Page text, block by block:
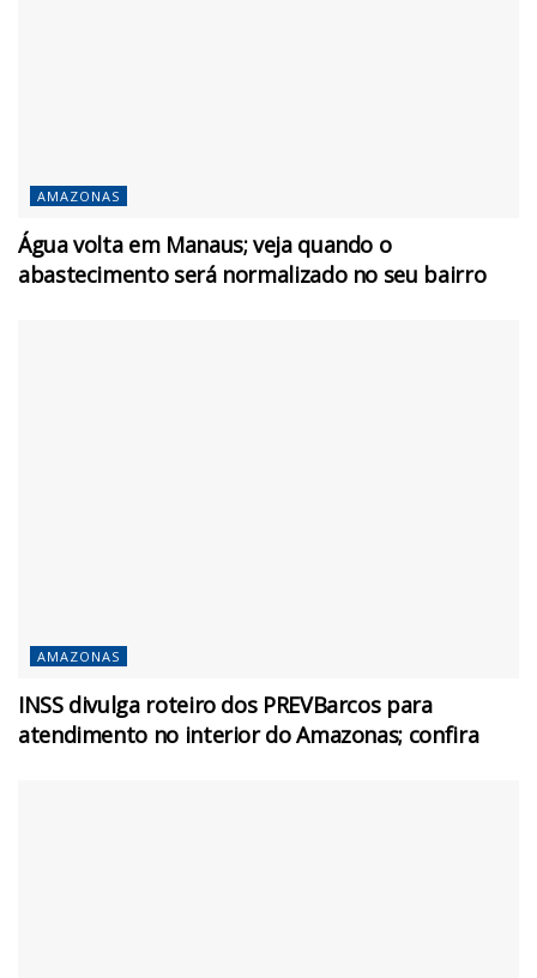
AMAZONAS
Água volta em Manaus; veja quando o
abastecimento será normalizado no seu bairro
AMAZONAS
INSS divulga roteiro dos PREVBarcos para
atendimento no interior do Amazonas; confira